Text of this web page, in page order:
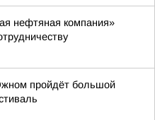
нефтяная компания»
пройдёт большой